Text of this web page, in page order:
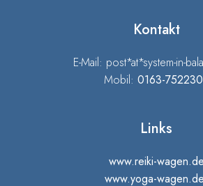
Kontakt
E-Mail: post*at*system-in-
Mobil: 0163-
Links
www.reiki-wagen.de
www.yoga-wagen.de